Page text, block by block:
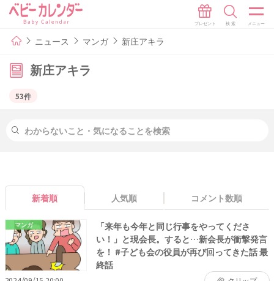
ニュース マンガ 新庄アキラ
新庄アキラ
53件
新着順 人気順 コメント数順
マンガ
「来年も今年と同じ行事をやってくださ
い！」と現会長。すると…新会長が衝撃発言
を！ #子ども会の役員が再び回ってきた話 最
終話